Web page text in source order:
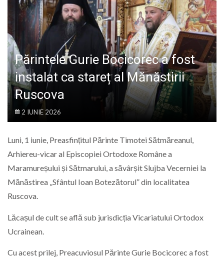
POLITIC
Părintele Gurie Bocicorec a fost
instalat ca stareț al Mănăstirii
Ruscova
2 IUNIE 2026
Luni, 1 iunie, Preasfințitul Părinte Timotei Sătmăreanul,
Arhiereu-vicar al Episcopiei Ortodoxe Române a
Maramureșului și Sătmarului, a săvârșit Slujba Vecerniei la
Mănăstirea „Sfântul Ioan Botezătorul” din localitatea
Ruscova.
Lăcașul de cult se află sub jurisdicția Vicariatului Ortodox
Ucrainean.
Cu acest prilej, Preacuviosul Părinte Gurie Bocicorec a fost